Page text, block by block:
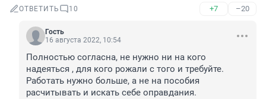
ОТВЕТИТЬ 10 +7 –20
Гость
16 августа 2022, 10:54
Полностью согласна, не нужно ни на кого
надеяться , для кого рожали с того и требуйте.
Работать нужно больше, а не на пособия
расчитывать и искать себе оправдания.